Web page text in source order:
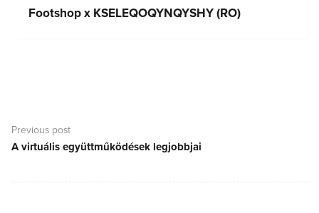
Footshop x KSELEQOQYNQYSHY (RO)
navigáció
Previous post
Previous
A virtuális együttműködések legjobbjai